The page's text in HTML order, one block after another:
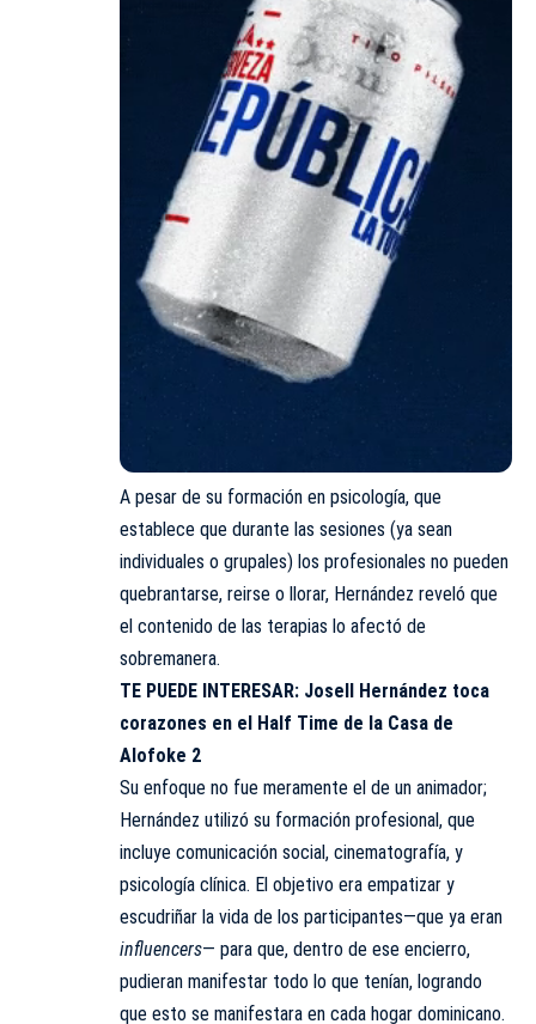
A pesar de su formación en psicología, que
establece que durante las sesiones (ya sean
individuales o grupales) los profesionales no pueden
quebrantarse, reirse o llorar, Hernández reveló que
el contenido de las terapias lo afectó de
sobremanera.
TE PUEDE INTERESAR: Josell Hernández toca
corazones en el Half Time de la Casa de
Alofoke 2
Su enfoque no fue meramente el de un animador;
Hernández utilizó su formación profesional, que
incluye comunicación social, cinematografía, y
psicología clínica. El objetivo era empatizar y
escudriñar la vida de los participantes—que ya eran
influencers— para que, dentro de ese encierro,
pudieran manifestar todo lo que tenían, logrando
que esto se manifestara en cada hogar dominicano.